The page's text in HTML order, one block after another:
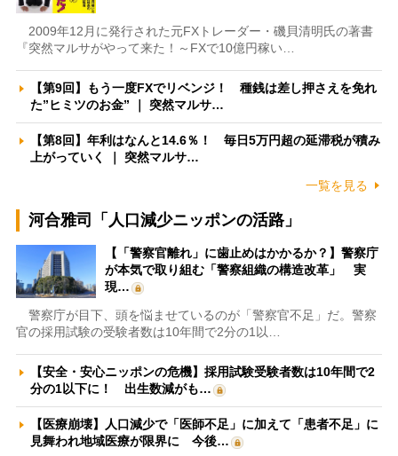
2009年12月に発行された元FXトレーダー・磯貝清明氏の著書
『突然マルサがやって来た！～FXで10億円稼い…
【第9回】もう一度FXでリベンジ！ 種銭は差し押さえを免れ
た”ヒミツのお金” ｜ 突然マルサ…
【第8回】年利はなんと14.6％！ 毎日5万円超の延滞税が積み
上がっていく ｜ 突然マルサ…
一覧を見る
河合雅司「人口減少ニッポンの活路」
【「警察官離れ」に歯止めはかかるか？】警察庁
が本気で取り組む「警察組織の構造改革」 実
現…
警察庁が目下、頭を悩ませているのが「警察官不足」だ。警察
官の採用試験の受験者数は10年間で2分の1以…
【安全・安心ニッポンの危機】採用試験受験者数は10年間で2
分の1以下に！ 出生数減がも…
【医療崩壊】人口減少で「医師不足」に加えて「患者不足」に
見舞われ地域医療が限界に 今後…